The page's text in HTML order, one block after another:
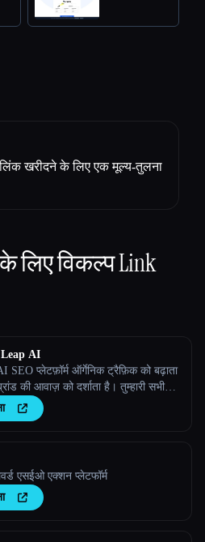
खरीदने के लिए एक मूल्य-तुलना
लिए विकल्पLink
AI
SEO प्लेटफ़ॉर्म ऑर्गेनिक ट्रैफ़िक को बढ़ाता
की आवाज़ को दर्शाता है। तुम्हारी सभी
गुणवत्ता वाली, सुरक्षित सामग्री
है।
एसईओ एक्शन प्लेटफॉर्म